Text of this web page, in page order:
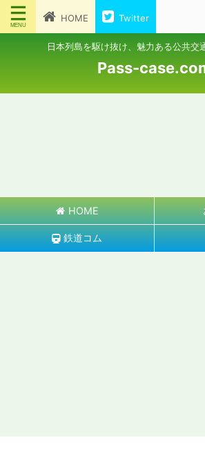
HOME Twitter
日本列島を駆け抜け、魅力ある公共交
Pass-
HOME
鉄道コム